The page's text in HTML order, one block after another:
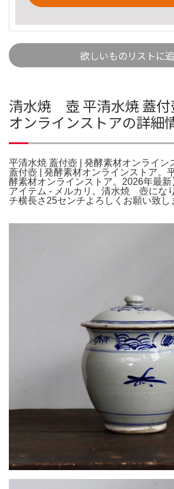
欲しいものリストに
清水焼 壺 平清水焼 蓋付
オンラインストアの詳細
平清水焼 蓋付壺 | 発酵素材オンライン
蓋付壺 | 発酵素材オンラインストア。
酵素材オンラインストア。2026年最
アイテム - メルカリ。清水焼 壺にな
チ横長さ25センチよろしくお願い致し